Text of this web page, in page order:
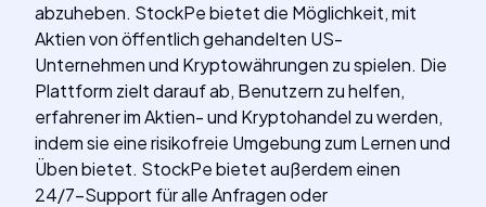
abzuheben. StockPe bietet die Möglichkeit, mit
Aktien von öffentlich gehandelten US-
Unternehmen und Kryptowährungen zu spielen. Die
Plattform zielt darauf ab, Benutzern zu helfen,
erfahrener im Aktien- und Kryptohandel zu werden,
indem sie eine risikofreie Umgebung zum Lernen und
Üben bietet. StockPe bietet außerdem einen
24/7-Support für alle Anfragen oder